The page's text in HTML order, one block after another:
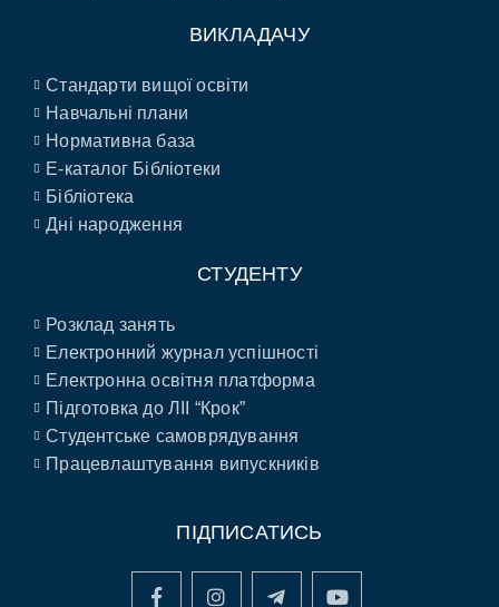
ВИКЛАДАЧУ
Стандарти вищої освіти
Навчальні плани
Нормативна база
E-каталог Бібліотеки
Бібліотека
Дні народження
СТУДЕНТУ
Розклад занять
Електронний журнал успішності
Електронна освітня платформа
Підготовка до ЛІІ “Крок”
Студентське самоврядування
Працевлаштування випускників
ПІДПИСАТИСЬ